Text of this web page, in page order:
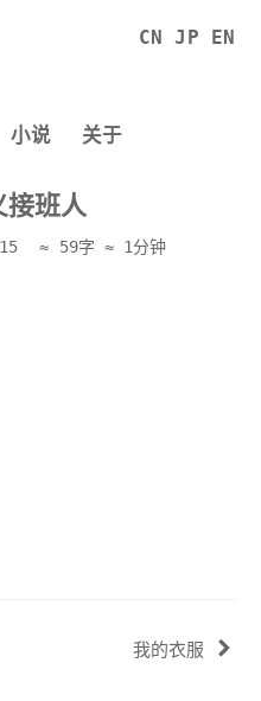
小说 关于
接班人
≈ 59字 ≈ 1分钟
我的衣服
CN JP EN